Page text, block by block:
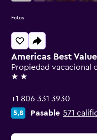
Americas Best
Propiedad vacacional
2 estrellas
+1 806 331 3930
5,8 Pasable 571
Fotos